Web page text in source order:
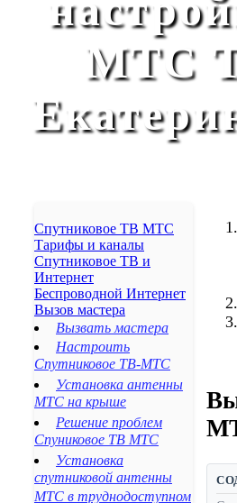
Реутов
Пушкино
Артем
Ноябрьск
Ачинск
Бердск
Арзамас
Новокуйбышевск
Железногорск
Михайловск
Изобильный
Невинномысск
Кочубеевское
Донское
Грачёвка
Новоалександровск
Светлоград
Благодарный
Будённовск
Георгиевск
Ипатово
Новопавловск
МТС
Спутниковое ТВ МТС
Тарифы и каналы
Спутниковое ТВ и
Интернет
Беспроводной Интернет
Вызов мастера
Вызвать мастера
Настроить
Спутниковое ТВ-МТС
Установка антенны
МТС на крыше
Решение проблем
Спуниковое ТВ МТС
Установка
спутниковой антенны
МТС в труднодоступном